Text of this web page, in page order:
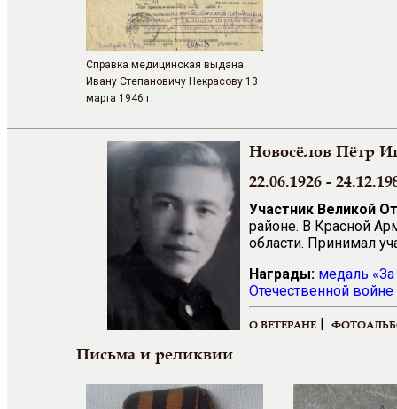
Справка медицинская выдана
Ивану Степановичу Некрасову 13
марта 1946 г.
Новосёлов Пётр
22.06.1926 -
Участник Великой
районе. В Красной
области. Принимал
Награды: медаль
Отечественной войне
О ВЕТЕРАНЕ |
Письма и реликвии